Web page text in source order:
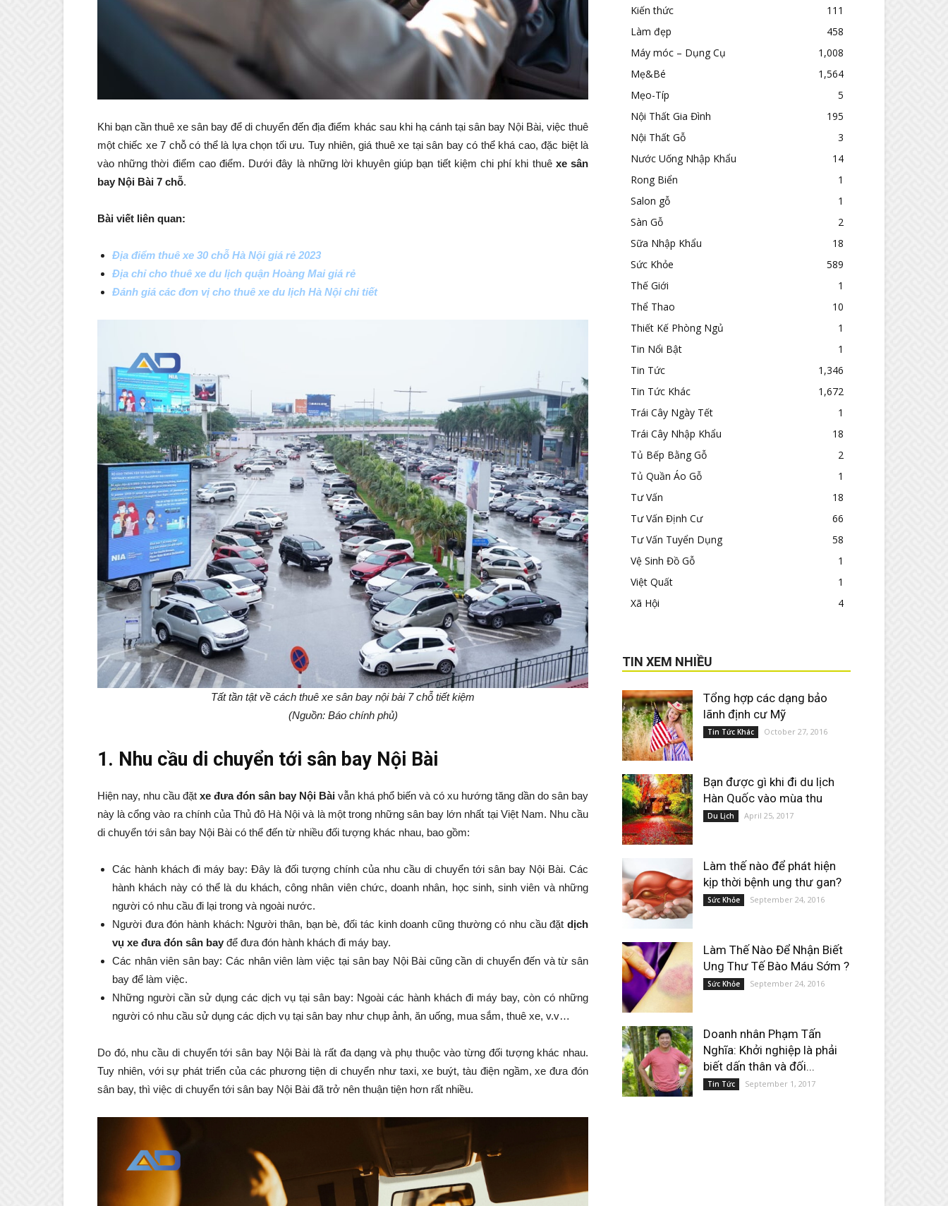
Khi bạn cần thuê xe sân bay để di chuyển đến địa điểm khác sau khi hạ cánh tại sân bay Nội Bài, việc thuê
một chiếc xe 7 chỗ có thể là lựa chọn tối ưu. Tuy nhiên, giá thuê xe tại sân bay có thể khá cao, đặc biệt là
vào những thời điểm cao điểm. Dưới đây là những lời khuyên giúp bạn tiết kiệm chi phí khi thuê xe sân
bay Nội Bài 7 chỗ.
Bài viết liên quan:
Địa điểm thuê xe 30 chỗ Hà Nội giá rẻ 2023
Địa chỉ cho thuê xe du lịch quận Hoàng Mai giá rẻ
Đánh giá các đơn vị cho thuê xe du lịch Hà Nội chi tiết
Tất tần tật về cách thuê xe sân bay nội bài 7 chỗ tiết kiệm
(Nguồn: Báo chính phủ)
1. Nhu cầu di chuyển tới sân bay Nội Bài
Hiện nay, nhu cầu đặt xe đưa đón sân bay Nội Bài vẫn khá phổ biến và có xu hướng tăng dần do sân bay
này là cổng vào ra chính của Thủ đô Hà Nội và là một trong những sân bay lớn nhất tại Việt Nam. Nhu cầu
di chuyển tới sân bay Nội Bài có thể đến từ nhiều đối tượng khác nhau, bao gồm:
Các hành khách đi máy bay: Đây là đối tượng chính của nhu cầu di chuyển tới sân bay Nội Bài. Các
hành khách này có thể là du khách, công nhân viên chức, doanh nhân, học sinh, sinh viên và những
người có nhu cầu đi lại trong và ngoài nước.
Người đưa đón hành khách: Người thân, bạn bè, đối tác kinh doanh cũng thường có nhu cầu đặt dịch
vụ xe đưa đón sân bay để đưa đón hành khách đi máy bay.
Các nhân viên sân bay: Các nhân viên làm việc tại sân bay Nội Bài cũng cần di chuyển đến và từ sân
bay để làm việc.
Những người cần sử dụng các dịch vụ tại sân bay: Ngoài các hành khách đi máy bay, còn có những
người có nhu cầu sử dụng các dịch vụ tại sân bay như chụp ảnh, ăn uống, mua sắm, thuê xe, v.v…
Do đó, nhu cầu di chuyển tới sân bay Nội Bài là rất đa dạng và phụ thuộc vào từng đối tượng khác nhau.
Tuy nhiên, với sự phát triển của các phương tiện di chuyển như taxi, xe buýt, tàu điện ngầm, xe đưa đón
sân bay, thì việc di chuyển tới sân bay Nội Bài đã trở nên thuận tiện hơn rất nhiều.
Kiến thức
111
Làm đẹp
458
Máy móc – Dụng Cụ
1,008
Mẹ&Bé
1,564
Mẹo-Típ
5
Nội Thất Gia Đình
195
Nội Thất Gỗ
3
Nước Uống Nhập Khẩu
14
Rong Biển
1
Salon gỗ
1
Sàn Gỗ
2
Sữa Nhập Khẩu
18
Sức Khỏe
589
Thế Giới
1
Thể Thao
10
Thiết Kế Phòng Ngủ
1
Tin Nổi Bật
1
Tin Tức
1,346
Tin Tức Khác
1,672
Trái Cây Ngày Tết
1
Trái Cây Nhập Khẩu
18
Tủ Bếp Bằng Gỗ
2
Tủ Quần Áo Gỗ
1
Tư Vấn
18
Tư Vấn Định Cư
66
Tư Vấn Tuyển Dụng
58
Vệ Sinh Đồ Gỗ
1
Việt Quất
1
Xã Hội
4
TIN XEM NHIỀU
Tổng hợp các dạng bảo
lãnh định cư Mỹ
Tin Tức Khác October 27, 2016
Bạn được gì khi đi du lịch
Hàn Quốc vào mùa thu
Du Lịch April 25, 2017
Làm thế nào để phát hiện
kịp thời bệnh ung thư gan?
Sức Khỏe September 24, 2016
Làm Thế Nào Để Nhận Biết
Ung Thư Tế Bào Máu Sớm ?
Sức Khỏe September 24, 2016
Doanh nhân Phạm Tấn
Nghĩa: Khởi nghiệp là phải
biết dấn thân và đối...
Tin Tức September 1, 2017